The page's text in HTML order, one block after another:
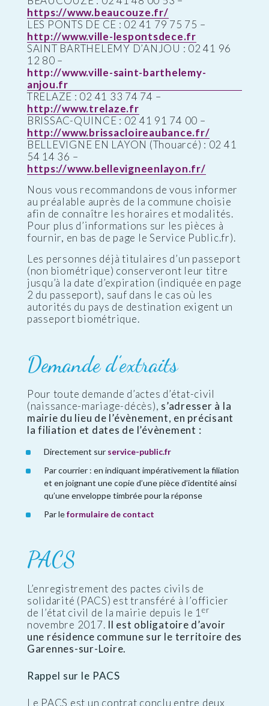
https://www.beaucouze.fr/
LES PONTS DE CE : 02 41 79 75 75 –
http://www.ville-lespontsdece.fr
SAINT BARTHELEMY D’ANJOU : 02 41 96
12 80 –
http://www.ville-saint-barthelemy-
anjou.fr
TRELAZE : 02 41 33 74 74 –
http://www.trelaze.fr
BRISSAC-QUINCE : 02 41 91 74 00 –
http://www.brissacloireaubance.fr/
BELLEVIGNE EN LAYON (Thouarcé) : 02 41
54 14 36 –
https://www.bellevigneenlayon.fr/
Nous vous recommandons de vous informer
au préalable auprès de la commune choisie
afin de connaître les horaires et modalités.
Pour plus d’informations sur les pièces à
fournir, en bas de page le Service Public.fr).
Les personnes déjà titulaires d’un passeport
(non biométrique) conserveront leur titre
jusqu’à la date d’expiration (indiquée en page
2 du passeport), sauf dans le cas où les
autorités du pays de destination exigent un
passeport biométrique.
Demande d’extraits
Pour toute demande d’actes d’état-civil
(naissance-mariage-décès), s’adresser à la
mairie du lieu de l’évènement, en précisant
la filiation et dates de l’évènement :
Directement sur service-public.fr
Par courrier : en indiquant impérativement la filiation
et en joignant une copie d’une pièce d’identité ainsi
qu’une enveloppe timbrée pour la réponse
Par leformulaire de contact
PACS
L’enregistrement des pactes civils de
solidarité (PACS) est transféré à l’officier
de l’état civil de la mairie depuis le 1 er
novembre 2017. Il est obligatoire d’avoir
une résidence commune sur le territoire des
Garennes-sur-Loire.
Rappel sur le PACS
Le PACS est un contrat conclu entre deux